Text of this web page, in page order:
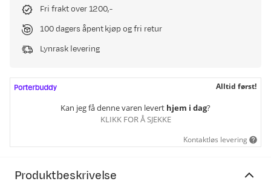
Fri frakt over 1200,-
100 dagers åpent kjøp og fri retur
Lynrask levering
Alltid først!
Kan jeg få denne varen levert hjem i dag?
KLIKK FOR Å SJEKKE
Kontaktløs levering
Produktbeskrivelse